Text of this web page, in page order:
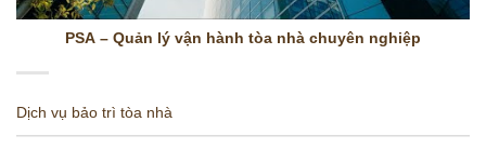
PSA – Quản lý vận hành tòa nhà chuyên nghiệp
Dịch vụ bảo trì tòa nhà